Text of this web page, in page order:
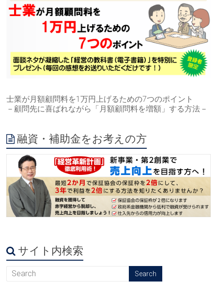
士業が月額顧問料を1万円上げるための7つのポイント
－顧問先に喜ばれながら「月額顧問料を増額」する方法－
融資・補助金をお考えの方
サイト内検索